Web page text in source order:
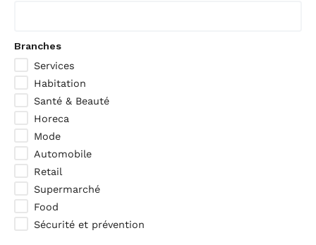
Branches
Services
Habitation
Santé & Beauté
Horeca
Mode
Automobile
Retail
Supermarché
Food
Sécurité et prévention